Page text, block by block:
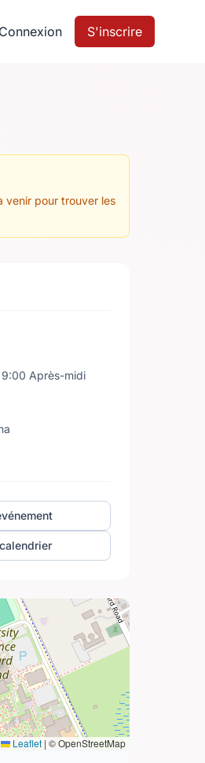
Connexion S'inscrire
venir pour trouver les
Après-midi
Leaflet | © OpenStreetMap